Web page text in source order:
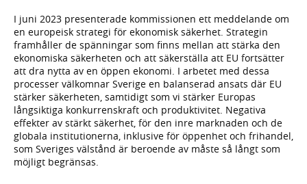
I juni 2023 presenterade kommissionen ett meddelande om
en europeisk strategi för ekonomisk säkerhet. Strategin
framhåller de spänningar som finns mellan att stärka den
ekonomiska säkerheten och att säkerställa att EU fortsätter
att dra nytta av en öppen ekonomi. I arbetet med dessa
processer välkomnar Sverige en balanserad ansats där EU
stärker säkerheten, samtidigt som vi stärker Europas
långsiktiga konkurrenskraft och produktivitet. Negativa
effekter av stärkt säkerhet, för den inre marknaden och de
globala institutionerna, inklusive för öppenhet och frihandel,
som Sveriges välstånd är beroende av måste så långt som
möjligt begränsas.